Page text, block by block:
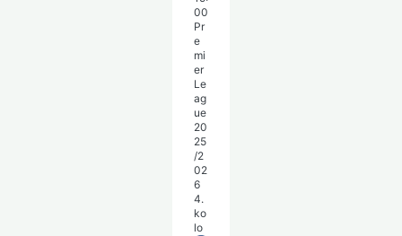
00
Pr
e
mi
er
Le
ag
ue
20
25
/2
02
6
4.
ko
lo